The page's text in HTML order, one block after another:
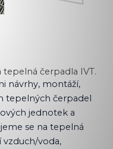
čerpadla IVT.
návrhy, montáží,
tepelných čerpadel
jednotek a
se na tepelná
vzduch/voda,